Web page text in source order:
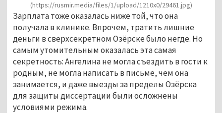
(https://rusmir.media/files/1/upload/1210x0/29461.jpg)
Зарплата тоже оказалась ниже той, что она
получала в клинике. Впрочем, тратить лишние
деньги в сверхсекретном Озёрске было негде. Но
самым утомительным оказалась эта самая
секретность: Ангелина не могла съездить в гости к
родным, не могла написать в письме, чем она
занимается, и даже выезды за пределы Озёрска
для защиты диссертации были осложнены
условиями режима.